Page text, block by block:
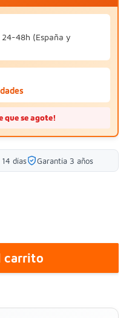
48h (España y
que se agote!
días Garantía 3 años
carrito